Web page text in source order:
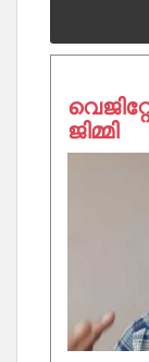
ജിമ്മി